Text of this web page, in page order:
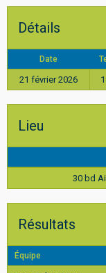
Détails
Date
21 février 2026
Lieu
30 bd
Résultats
Équipe